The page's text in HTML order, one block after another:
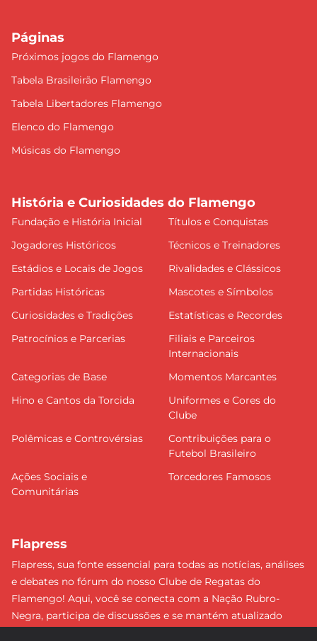
Páginas
Próximos jogos do Flamengo
Tabela Brasileirão Flamengo
Tabela Libertadores Flamengo
Elenco do Flamengo
Músicas do Flamengo
História e Curiosidades do Flamengo
Fundação e História Inicial
Títulos e Conquistas
Jogadores Históricos
Técnicos e Treinadores
Estádios e Locais de Jogos
Rivalidades e Clássicos
Partidas Históricas
Mascotes e Símbolos
Curiosidades e Tradições
Estatísticas e Recordes
Patrocínios e Parcerias
Filiais e Parceiros
Internacionais
Categorias de Base
Momentos Marcantes
Hino e Cantos da Torcida
Uniformes e Cores do
Clube
Polêmicas e Controvérsias
Contribuições para o
Futebol Brasileiro
Ações Sociais e
Comunitárias
Torcedores Famosos
Flapress
Flapress, sua fonte essencial para todas as notícias, análises
e debates no fórum do nosso Clube de Regatas do
Flamengo! Aqui, você se conecta com a Nação Rubro-
Negra, participa de discussões e se mantém atualizado